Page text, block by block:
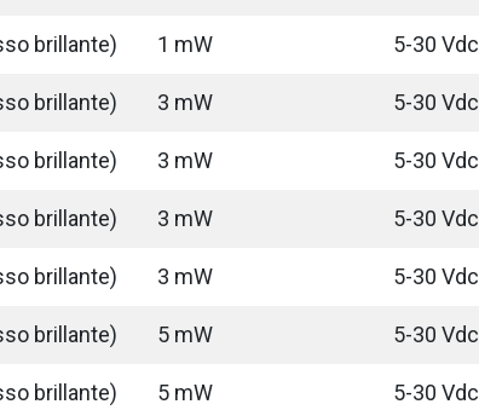
brillante) 1 mW 5-30 Vdc
brillante) 3 mW 5-30 Vdc
brillante) 3 mW 5-30 Vdc
brillante) 3 mW 5-30 Vdc
brillante) 3 mW 5-30 Vdc
brillante) 5 mW 5-30 Vdc
brillante) 5 mW 5-30 Vdc